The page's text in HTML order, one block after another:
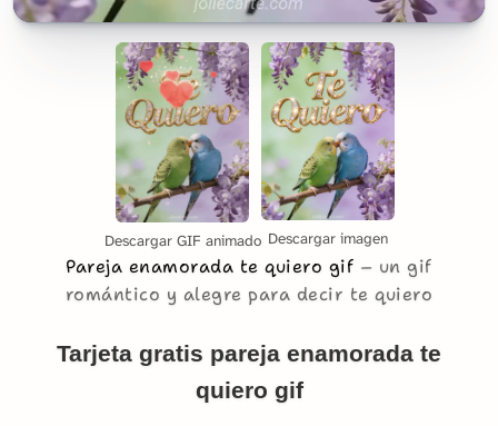
Descargar GIF animado Descargar imagen
Pareja enamorada te quiero gif
un gif
romántico y alegre para decir te quiero
Tarjeta gratis pareja enamorada te
quiero gif